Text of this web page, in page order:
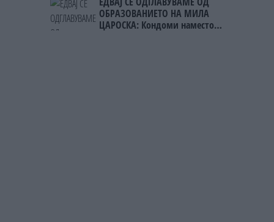
мигрантскиот бран кон Сеута
ОБРАЗОВАНИЕТО НА МИЛА
ЦАРОСКА: Кондоми наместо